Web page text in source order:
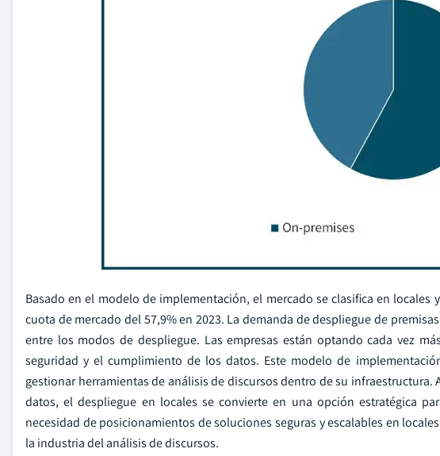
Basado en el modelo de implementación, el mercado se clasifica en
cuota de mercado del 57,9% en 2023. La demanda de despliegue de
entre los modos de despliegue. Las empresas están optando cada vez
seguridad y el cumplimiento de los datos. Este modelo de
gestionar herramientas de análisis de discursos dentro de su
datos, el despliegue en locales se convierte en una opción estratégica
necesidad de posicionamientos de soluciones seguras y escalables en
la industria del análisis de discursos.